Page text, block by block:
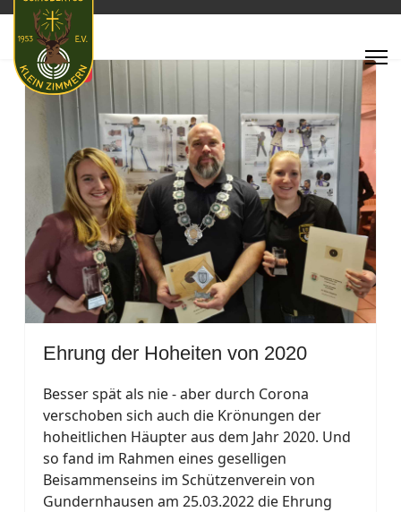
Featured
Ehrung der Hoheiten von 2020
Besser spät als nie - aber durch Corona
verschoben sich auch die Krönungen der
hoheitlichen Häupter aus dem Jahr 2020. Und
so fand im Rahmen eines geselligen
Beisammenseins im Schützenverein von
Gundernhausen am 25.03.2022 die Ehrung